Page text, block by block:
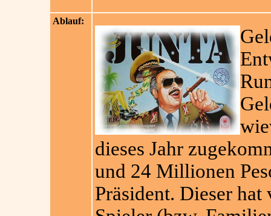
Ablauf:
dieses Jahr
und 24 Millionen
Präsident. Dieser